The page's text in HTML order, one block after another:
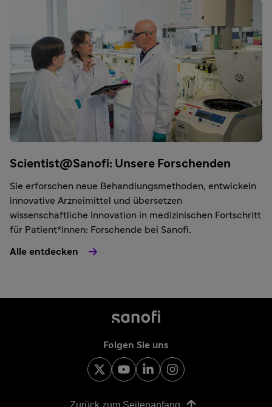
Scientist@Sanofi: Unsere Forschenden
Sie erforschen neue Behandlungsmethoden, entwickeln
innovative Arzneimittel und übersetzen
wissenschaftliche Innovation in medizinischen Fortschritt
für Patient*innen: Forschende bei Sanofi.
Alle entdecken
Folgen Sie uns
Zurück zum Seitenanfang